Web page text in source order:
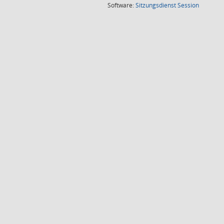
Software:SitzungsdienstSession(Wird in